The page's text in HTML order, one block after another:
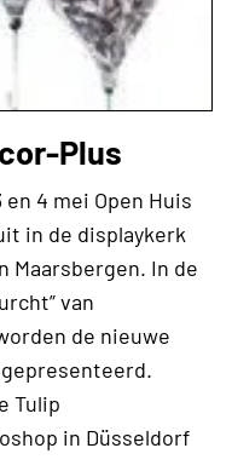
Plus
4 mei Open Huis
in de displaykerk
Maarsbergen. In de
van
de nieuwe
Tulip
in Düsseldorf